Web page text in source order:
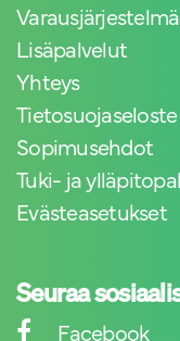
Varausjärjestelmä
Lisäpalvelut
Yhteys
Tietosuojaseloste
Sopimusehdot
Tuki- ja
Evästeasetukset
Seuraa
Facebook